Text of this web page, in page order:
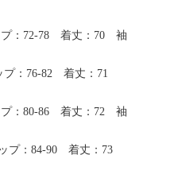
：72-78 着丈：70 袖
：76-82 着丈：71
：80-86 着丈：72 袖
プ：84-90 着丈：73